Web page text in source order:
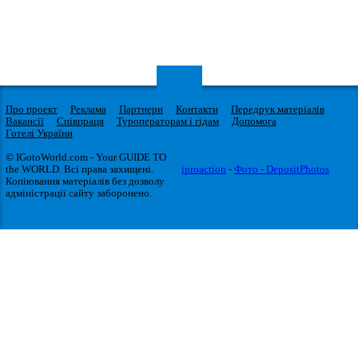
Про проект Реклама Партнери Контакти
Передрук матеріалів
Вакансії
Співпраця Туроператорам і гідам
Допомога
Готелі України
© IGotoWorld.com - Your GUIDE TO
the WORLD. Всі права захищені.
Копіювання матеріалів без дозволу
адміністрації сайту заборонено.
iproaction - Фото - DepositPhotos